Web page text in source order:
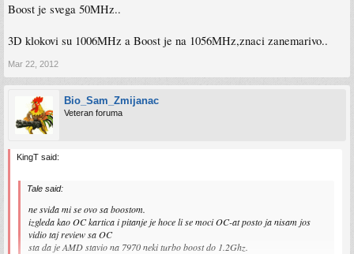
Boost je svega 50MHz..
3D klokovi su 1006MHz a Boost je na 1056MHz,znaci zanemarivo..
Mar 22, 2012
Bio_Sam_Zmijanac
Veteran foruma
KingT said:
Tale said:
ne sviđa mi se ovo sa boostom.
izgleda kao OC kartica i pitanje je hoce li se moci OC-at posto ja nisam jos
vidio taj review sa OC
sta da je AMD stavio na 7970 neki turbo boost do 1.2Ghz.